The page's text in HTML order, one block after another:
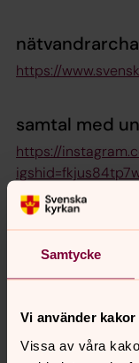
Samtycke
Vi använder kakor
Vissa av våra
https://
samtal med
https://